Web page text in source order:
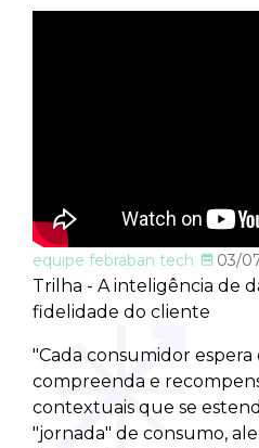
equipe febraban tech 03/
Trilha - A inteligência de
fidelidade do cliente
"Cada consumidor
compreenda e
contextuais que se
"jornada" de consumo,